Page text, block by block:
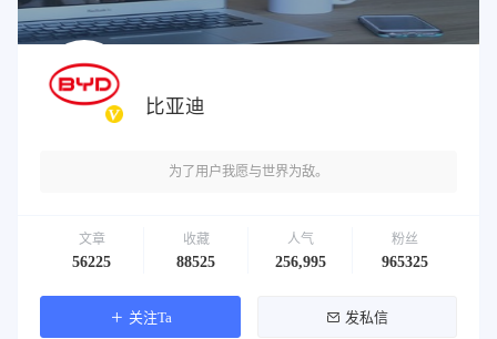
比亚迪
为了用户我愿与世界为敌。
文章
56225
收藏
88525
人气
256,995
粉丝
965325
关注Ta 发私信